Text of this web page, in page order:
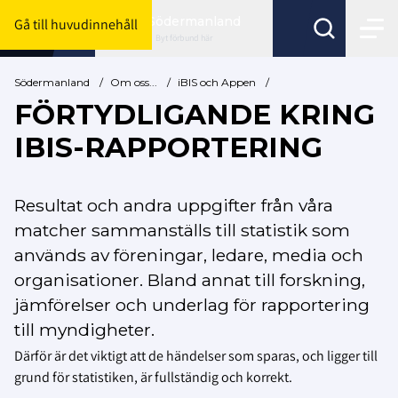
Gå till huvudinnehåll
Byt förbund här
Södermanland / Om oss... / iBIS och Appen /
FÖRTYDLIGANDE KRING
IBIS-RAPPORTERING
Resultat och andra uppgifter från våra
matcher sammanställs till statistik som
används av föreningar, ledare, media och
organisationer. Bland annat till forskning,
jämförelser och underlag för rapportering
till myndigheter.
Därför är det viktigt att de händelser som sparas, och ligger till
grund för statistiken, är fullständig och korrekt.